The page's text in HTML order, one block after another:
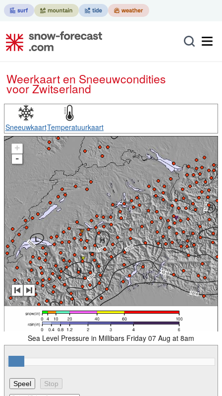
Weerkaart en Sneeuwcondities
voor Zwitserland
SneeuwkaartTemperatuurkaart
+
-
Sea Level Pressure in Millibars Friday 07 Aug at 8am